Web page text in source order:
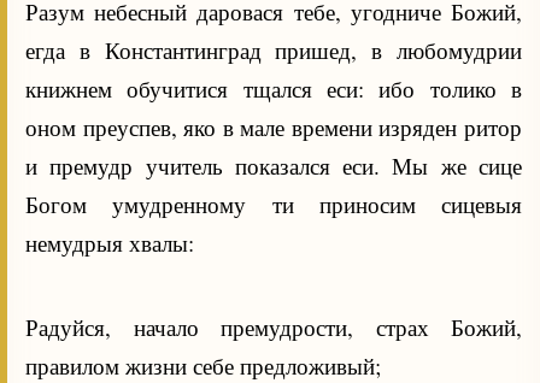
Разум небесный даровася тебе, угодниче Божий,
егда в Константинград пришед, в любомудрии
книжнем обучитися тщался еси: ибо толико в
оном преуспев, яко в мале времени изряден ритор
и премудр учитель показался еси. Мы же сице
Богом умудренному ти приносим сицевыя
немудрыя хвалы:
Радуйся, начало премудрости, страх Божий,
правилом жизни себе предложивый;